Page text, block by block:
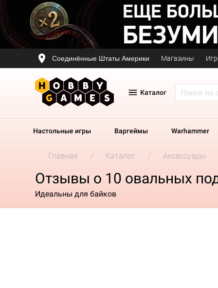
Соединённые Штаты Америки Магазины
Каталог
Настольные игры Варгеймы Warhammer
Главная Каталог Аксессуары
Отзывы о 10 овальных
Идеальны для байков